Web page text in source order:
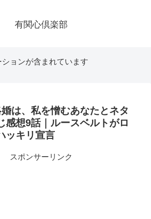
有関心倶楽部
ョンが含まれています
は、私を憎むあなたとネタ
感想9話｜ルースベルトがロ
ッキリ宣言
スポンサーリンク